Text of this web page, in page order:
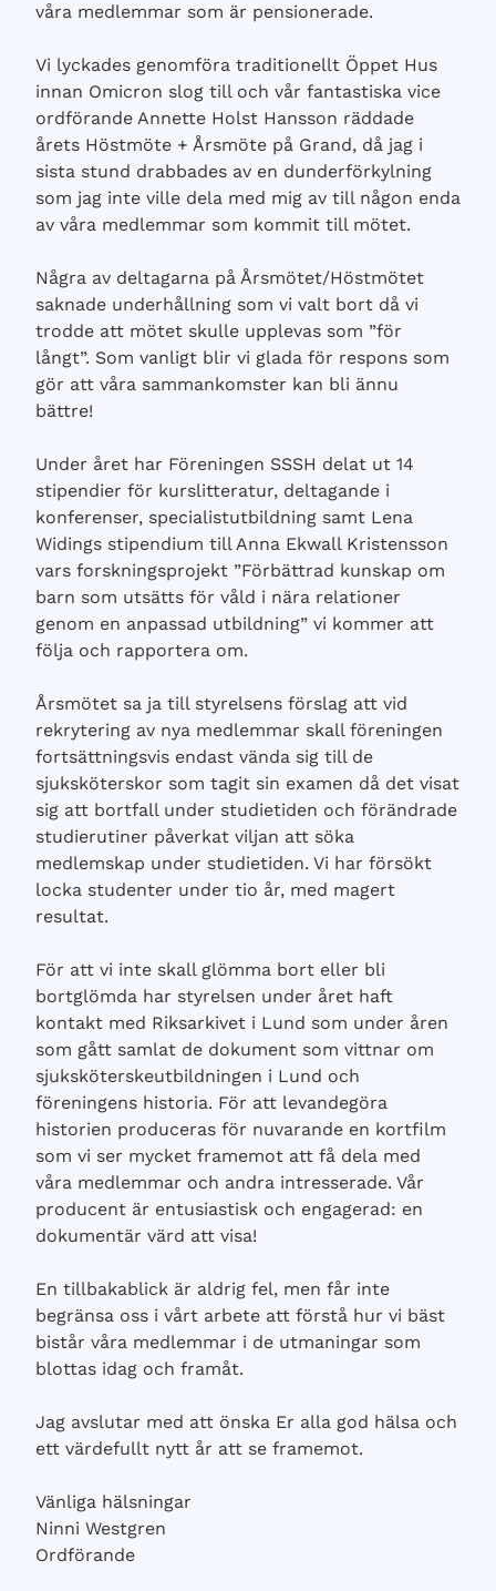
våra medlemmar som är pensionerade.
Vi lyckades genomföra traditionellt Öppet Hus
innan Omicron slog till och vår fantastiska vice
ordförande Annette Holst Hansson räddade
årets Höstmöte + Årsmöte på Grand, då jag i
sista stund drabbades av en dunderförkylning
som jag inte ville dela med mig av till någon enda
av våra medlemmar som kommit till mötet.
Några av deltagarna på Årsmötet/Höstmötet
saknade underhållning som vi valt bort då vi
trodde att mötet skulle upplevas som ”för
långt”. Som vanligt blir vi glada för respons som
gör att våra sammankomster kan bli ännu
bättre!
Under året har Föreningen SSSH delat ut 14
stipendier för kurslitteratur, deltagande i
konferenser, specialistutbildning samt Lena
Widings stipendium till Anna Ekwall Kristensson
vars forskningsprojekt ”Förbättrad kunskap om
barn som utsätts för våld i nära relationer
genom en anpassad utbildning” vi kommer att
följa och rapportera om.
Årsmötet sa ja till styrelsens förslag att vid
rekrytering av nya medlemmar skall föreningen
fortsättningsvis endast vända sig till de
sjuksköterskor som tagit sin examen då det visat
sig att bortfall under studietiden och förändrade
studierutiner påverkat viljan att söka
medlemskap under studietiden. Vi har försökt
locka studenter under tio år, med magert
resultat.
För att vi inte skall glömma bort eller bli
bortglömda har styrelsen under året haft
kontakt med Riksarkivet i Lund som under åren
som gått samlat de dokument som vittnar om
sjuksköterskeutbildningen i Lund och
föreningens historia. För att levandegöra
historien produceras för nuvarande en kortfilm
som vi ser mycket framemot att få dela med
våra medlemmar och andra intresserade. Vår
producent är entusiastisk och engagerad: en
dokumentär värd att visa!
En tillbakablick är aldrig fel, men får inte
begränsa oss i vårt arbete att förstå hur vi bäst
bistår våra medlemmar i de utmaningar som
blottas idag och framåt.
Jag avslutar med att önska Er alla god hälsa och
ett värdefullt nytt år att se framemot.
Vänliga hälsningar
Ninni Westgren
Ordförande